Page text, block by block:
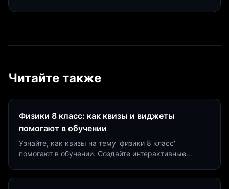
Читайте также
Физики 8 класс: как квизы и виджеты
помогают в обучении
Узнайте, как квизы на тему 'физики 8 класс'
помогают в обучении. Создайте интерактивные